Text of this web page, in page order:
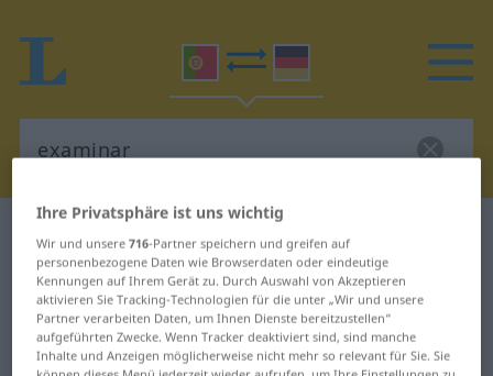
Portugiesisch-Deutsch
Übersetzung für "examinar"
Ihre Privatsphäre ist uns wichtig
Wir und unsere716-Partner speichern und greifen auf
personenbezogene Daten wie Browserdaten oder eindeutige
Kennungen auf Ihrem Gerät zu. Durch Auswahl von Akzeptieren
aktivieren Sie Tracking-Technologien für die unter „Wir und unsere
Partner verarbeiten Daten, um Ihnen Dienste bereitzustellen“
aufgeführten Zwecke. Wenn Tracker deaktiviert sind, sind manche
Inhalte und Anzeigen möglicherweise nicht mehr so relevant für Sie. Sie